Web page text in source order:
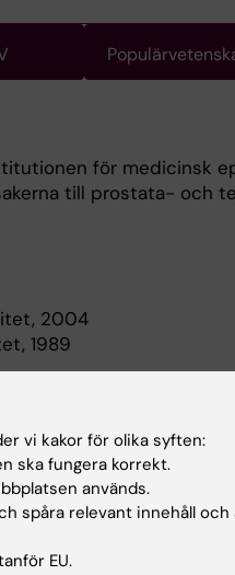
för medicinsk
till prostata- och
2004
1989
genetisk
på
i samarbete
vanliga genetiska
vi kakor för olika syften:
ska fungera korrekt.
används.
spåra relevant innehåll
EU.